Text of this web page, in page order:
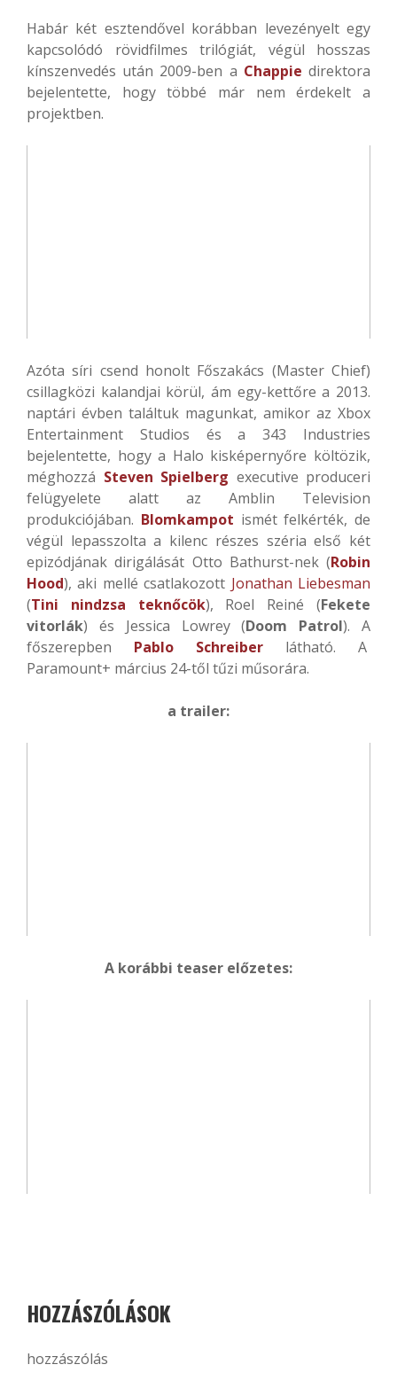
Habár két esztendővel korábban levezényelt egy
kapcsolódó rövidfilmes trilógiát, végül hosszas
kínszenvedés után 2009-ben a Chappie direktora
bejelentette, hogy többé már nem érdekelt a
projektben.
Azóta síri csend honolt Főszakács (Master Chief)
csillagközi kalandjai körül, ám egy-kettőre a 2013.
naptári évben találtuk magunkat, amikor az Xbox
Entertainment Studios és a 343 Industries
bejelentette, hogy a Halo kisképernyőre költözik,
méghozzá Steven Spielberg executive produceri
felügyelete alatt az Amblin Television
produkciójában. Blomkampot ismét felkérték, de
végül lepasszolta a kilenc részes széria első két
epizódjának dirigálását Otto Bathurst-nek (Robin
Hood), aki mellé csatlakozott Jonathan Liebesman
(Tini nindzsa teknőcök), Roel Reiné (Fekete
vitorlák) és Jessica Lowrey (Doom Patrol). A
főszerepben Pablo Schreiber látható. A
Paramount+ március 24-től tűzi műsorára.
a trailer:
A korábbi teaser előzetes:
HOZZÁSZÓLÁSOK
hozzászólás